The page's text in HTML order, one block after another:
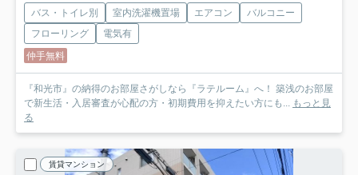
バス・トイレ別 室内洗濯機置場 エアコン
バルコニー
フローリング
電気有
仲手無料
『和光市』の納得のお部屋さがしなら『ラテルーム』へ！ 築浅のお部屋
で新生活・入居審査が心配の方・初期費用を抑えたい方にも... もっと見
る
賃貸マンション